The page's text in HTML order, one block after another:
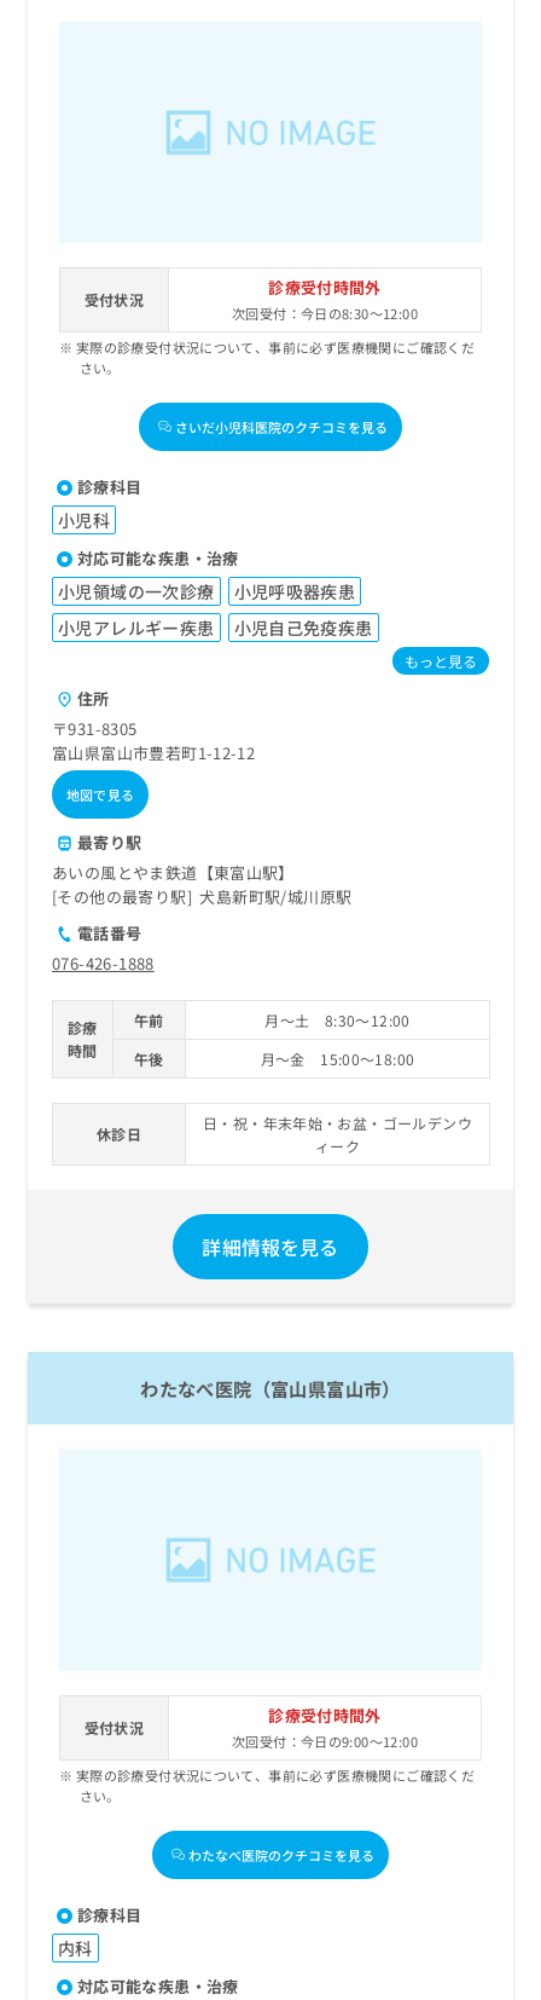
受付状況
診療受付時間外
次回受付：今日の8:30～12:00
実際の診療受付状況について、事前に必ず医療機関にご確認くだ
さい。
さいだ小児科医院のクチコミを見る
診療科目
小児科
対応可能な疾患・治療
小児領域の一次診療
小児呼吸器疾患
小児アレルギー疾患
小児自己免疫疾患
もっと見る
住所
〒931-8305
富山県富山市豊若町1-12-12
地図で見る
最寄り駅
あいの風とやま鉄道【東富山駅】
その他の最寄り駅
犬島新町駅 城川原駅
電話番号
076-426-1888
診療
時間
午前
月～土 8:30～12:00
午後
月～金 15:00～18:00
休診日
日・祝・年末年始・お盆・ゴールデンウ
ィーク
詳細情報を見る
わたなべ医院（富山県富山市）
受付状況
診療受付時間外
次回受付：今日の9:00～12:00
実際の診療受付状況について、事前に必ず医療機関にご確認くだ
さい。
わたなべ医院のクチコミを見る
診療科目
内科
対応可能な疾患・治療